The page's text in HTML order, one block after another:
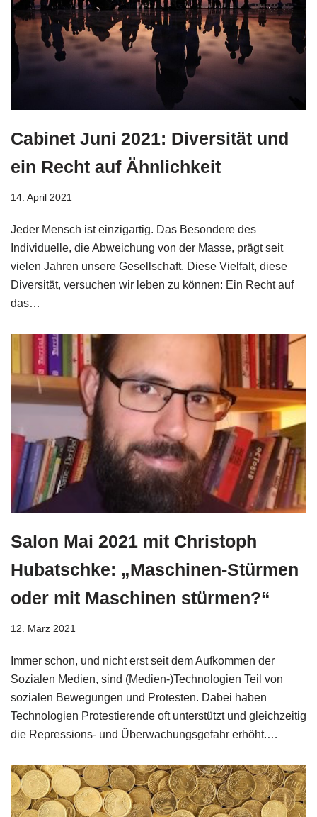
Cabinet Juni 2021: Diversität und
ein Recht auf Ähnlichkeit
14. April 2021
Jeder Mensch ist einzigartig. Das Besondere des
Individuelle, die Abweichung von der Masse, prägt seit
vielen Jahren unsere Gesellschaft. Diese Vielfalt, diese
Diversität, versuchen wir leben zu können: Ein Recht auf
das…
Salon Mai 2021 mit Christoph
Hubatschke: „Maschinen-Stürmen
oder mit Maschinen stürmen?“
12. März 2021
Immer schon, und nicht erst seit dem Aufkommen der
Sozialen Medien, sind (Medien-)Technologien Teil von
sozialen Bewegungen und Protesten. Dabei haben
Technologien Protestierende oft unterstützt und gleichzeitig
die Repressions- und Überwachungsgefahr erhöht.…